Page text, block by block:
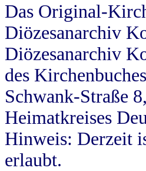
Das Original-
Diözesanarchiv
Diözesanarchiv
des
Schwank-Straße
Heimatkreises
Hinweis: Derzeit
erlaubt.